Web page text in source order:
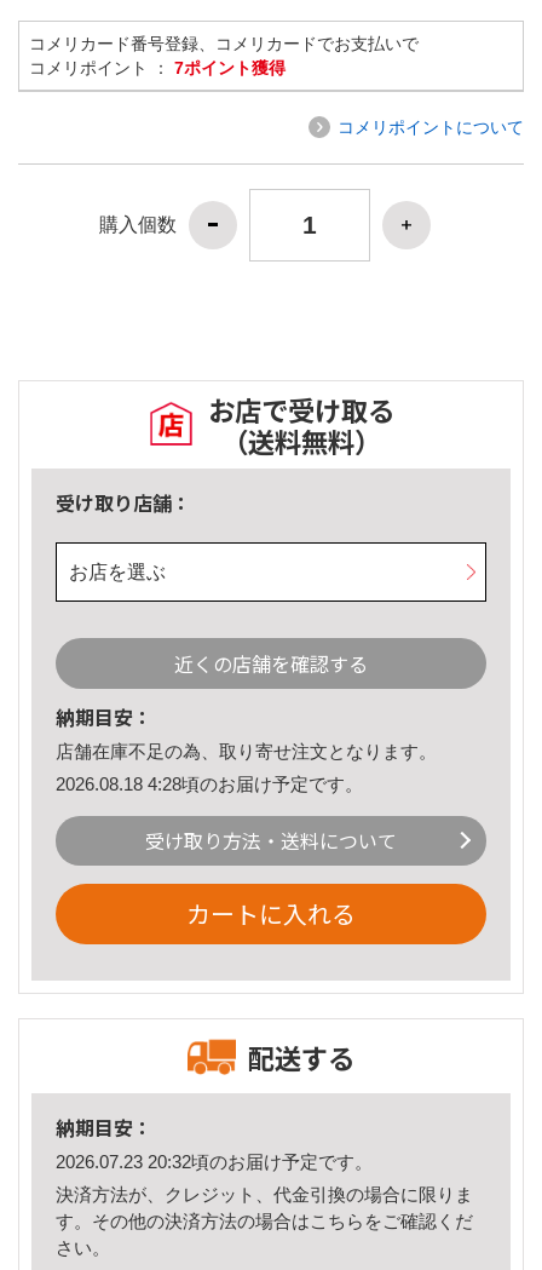
コメリカード番号登録、コメリカードでお支払いで
コメリポイント ： 7ポイント獲得
コメリポイントについて
購入個数
お店で受け取る
（送料無料）
受け取り店舗：
お店を選ぶ
近くの店舗を確認する
納期目安：
店舗在庫不足の為、取り寄せ注文となります。
2026.08.18 4:28頃のお届け予定です。
受け取り方法・送料について
カートに入れる
配送する
納期目安：
2026.07.23 20:32頃のお届け予定です。
決済方法が、クレジット、代金引換の場合に限りま
す。その他の決済方法の場合はこちら をご確認くだ
さい。